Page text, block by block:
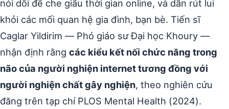
nói dối để che giấu thời gian online, và dần rút lui
khỏi các mối quan hệ gia đình, bạn bè. Tiến sĩ
Caglar Yildirim — Phó giáo sư Đại học Khoury —
nhận định rằng các kiểu kết nối chức năng trong
não của người nghiện internet tương đồng với
người nghiện chất gây nghiện, theo nghiên cứu
đăng trên tạp chí PLOS Mental Health (2024).